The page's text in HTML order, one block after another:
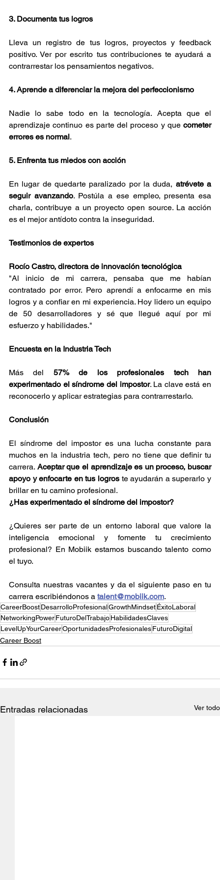
3. Documenta tus logros
Lleva un registro de tus logros, proyectos y feedback
positivo. Ver por escrito tus contribuciones te ayudará a
contrarrestar los pensamientos negativos.
4. Aprende a diferenciar la mejora del perfeccionismo
Nadie lo sabe todo en la tecnología. Acepta que el
aprendizaje continuo es parte del proceso y que cometer
errores es normal.
5. Enfrenta tus miedos con acción
En lugar de quedarte paralizado por la duda, atrévete a
seguir avanzando. Postúla a ese empleo, presenta esa
charla, contribuye a un proyecto open source. La acción
es el mejor antídoto contra la inseguridad.
Testimonios de expertos
Rocío Castro, directora de innovación tecnológica
"Al inicio de mi carrera, pensaba que me habían
contratado por error. Pero aprendí a enfocarme en mis
logros y a confiar en mi experiencia. Hoy lidero un equipo
de 50 desarrolladores y sé que llegué aquí por mi
esfuerzo y habilidades."
Encuesta en la Industria Tech
Más del 57% de los profesionales tech han
experimentado el síndrome del impostor. La clave está en
reconocerlo y aplicar estrategias para contrarrestarlo.
Conclusión
El síndrome del impostor es una lucha constante para
muchos en la industria tech, pero no tiene que definir tu
carrera. Aceptar que el aprendizaje es un proceso, buscar
apoyo y enfocarte en tus logros te ayudarán a superarlo y
brillar en tu camino profesional.
¿Has experimentado el síndrome del impostor?
¿Quieres ser parte de un entorno laboral que valore la
inteligencia emocional y fomente tu crecimiento
profesional? En Mobiik estamos buscando talento como
el tuyo.
Consulta nuestras vacantes y da el siguiente paso en tu
carrera escribiéndonos a talent@mobiik.com.
CareerBoostDesarrolloProfesionalGrowthMindsetÉxitoLaboral
NetworkingPowerFuturoDelTrabajoHabilidadesClaves
LevelUpYourCareerOportunidadesProfesionalesFuturoDigital
Career Boost
Entradas relacionadas Ver todo